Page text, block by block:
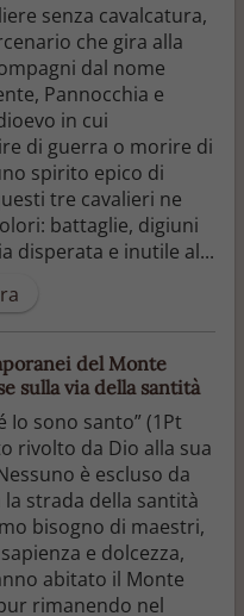
senza cavalcatura,
che gira alla
dal nome
Pannocchia e
in cui
di guerra o morire di
spirito epico di
tre cavalieri ne
battaglie, digiuni
disperata e inutile al...
del Monte
sulla via della santità
Io sono santo” (1Pt
rivolto da Dio alla sua
è escluso da
strada della santità
bisogno di maestri,
e dolcezza,
abitato il Monte
rimanendo nel